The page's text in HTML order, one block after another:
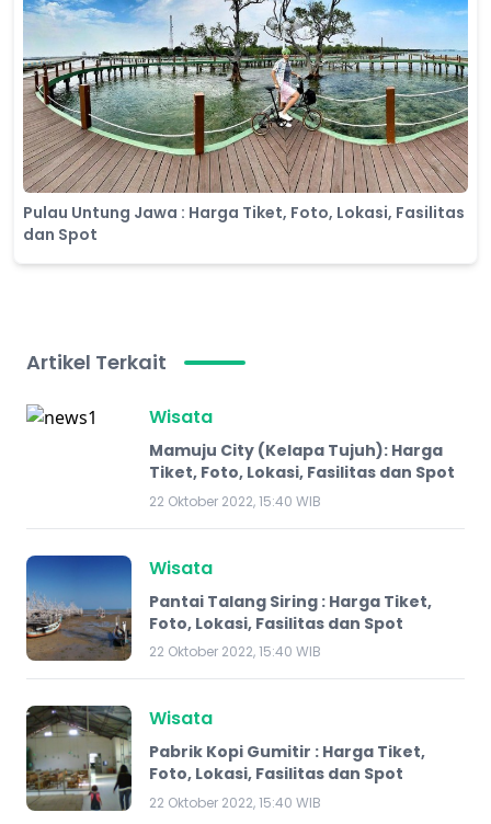
Pulau Untung Jawa : Harga Tiket, Foto, Lokasi, Fasilitas
dan Spot
Artikel Terkait
Wisata
Mamuju City (Kelapa Tujuh): Harga
Tiket, Foto, Lokasi, Fasilitas dan Spot
22 Oktober 2022, 15:40 WIB
Wisata
Pantai Talang Siring : Harga Tiket,
Foto, Lokasi, Fasilitas dan Spot
22 Oktober 2022, 15:40 WIB
Wisata
Pabrik Kopi Gumitir : Harga Tiket,
Foto, Lokasi, Fasilitas dan Spot
22 Oktober 2022, 15:40 WIB